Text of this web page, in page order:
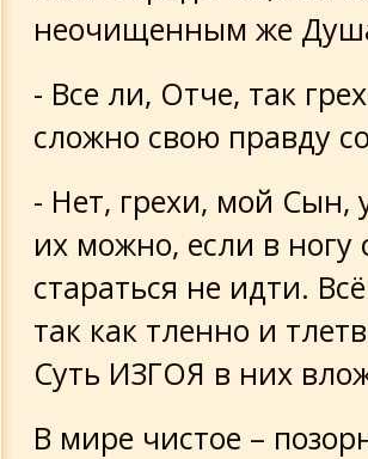
неочищенным же
- Все ли, Отче, так
сложно свою правду
- Нет, грехи, мой Сын,
их можно, если в
стараться не идти.
так как тленно и
Суть ИЗГОЯ в них
В мире чистое –